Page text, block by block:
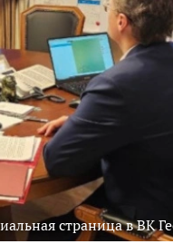
страница в ВК